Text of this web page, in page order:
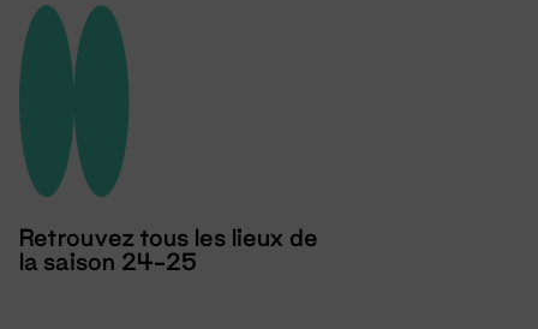
Retrouvez tous les lieux de
la saison 24-25